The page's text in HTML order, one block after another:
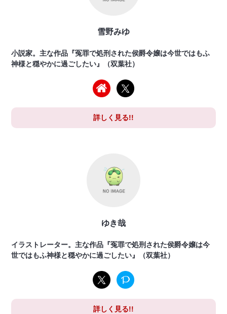
雪野みゆ
小説家。主な作品『冤罪で処刑された侯爵令嬢は今世ではもふ
神様と穏やかに過ごしたい』（双葉社）
詳しく見る!!
ゆき哉
イラストレーター。主な作品『冤罪で処刑された侯爵令嬢は今
世ではもふ神様と穏やかに過ごしたい』（双葉社）
詳しく見る!!